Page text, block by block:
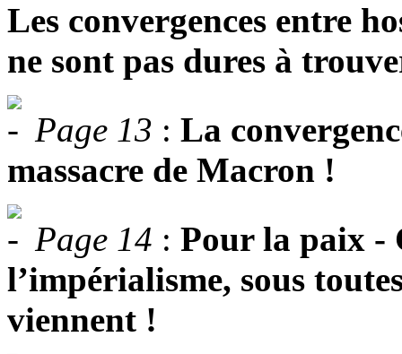
Les convergences entre
ne sont pas dures à
Page 13 : La
massacre de Macron !
Page 14 : Pour la paix -
l’impérialisme, sous
viennent !